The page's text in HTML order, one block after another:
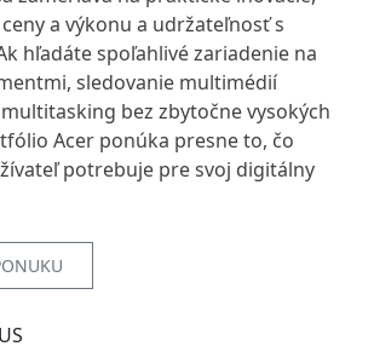
a výkonu a udržateľnosť s
hľadáte spoľahlivé zariadenie na
sledovanie multimédií
bez zbytočne vysokých
Acer ponúka presne to, čo
potrebuje pre svoj digitálny